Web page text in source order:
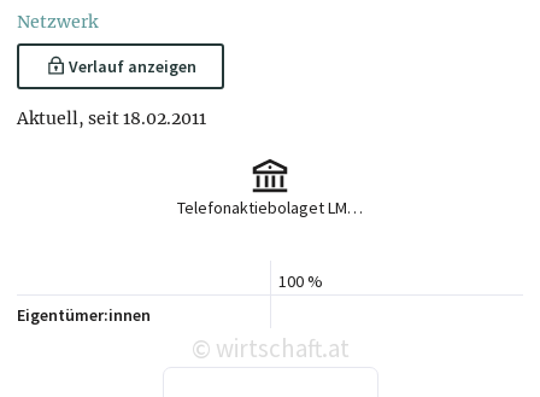
Netzwerk
Verlauf anzeigen
Aktuell, seit 18.02.2011
Telefonaktiebolaget LM Ericsson (publ)
100 %
Eigentümer:innen
© wirtschaft.at